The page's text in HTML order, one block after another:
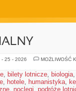
- 25 - 2026
MOŻLIWOŚĆ
, bilety lotnicze, biologia
, hotele, humanistyka,
, noclegi, podróże